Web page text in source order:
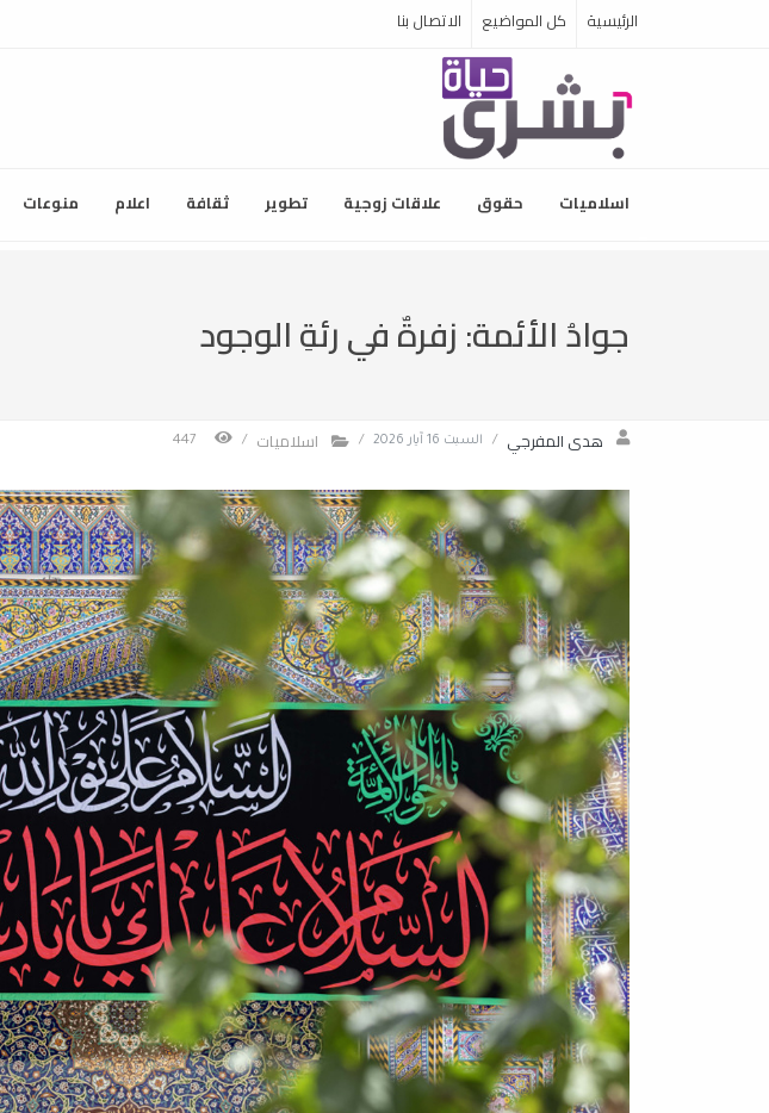
الرئيسية كل المواضيع الاتصال بنا
اسلاميات حقوق علاقات زوجية تطوير ثقافة اعلام منوعات
جوادُ الأئمة: زفرةٌ في رئةِ الوجود
هدى المفرجي / السبت 16 آيار 2026 / اسلاميات /